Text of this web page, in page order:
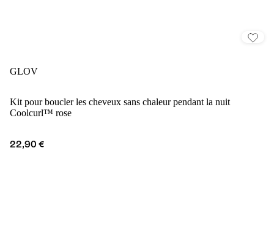
GLOV
Kit pour boucler les cheveux sans chaleur pendant la nuit
Coolcurl™ rose
22,90 €